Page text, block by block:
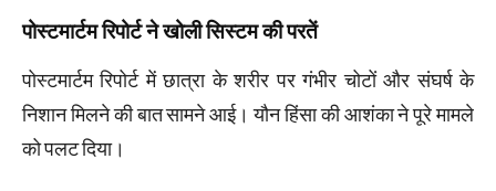
पोस्टमार्टम रिपोर्ट ने खोली सिस्टम की परतें
पोस्टमार्टम रिपोर्ट में छात्रा के शरीर पर गंभीर चोटों और संघर्ष के
निशान मिलने की बात सामने आई। यौन हिंसा की आशंका ने पूरे मामले
को पलट दिया।